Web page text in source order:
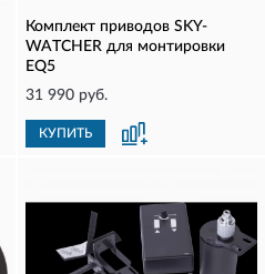
Комплект приводов SKY-
WATCHER для монтировки
EQ5
31 990 руб.
КУПИТЬ